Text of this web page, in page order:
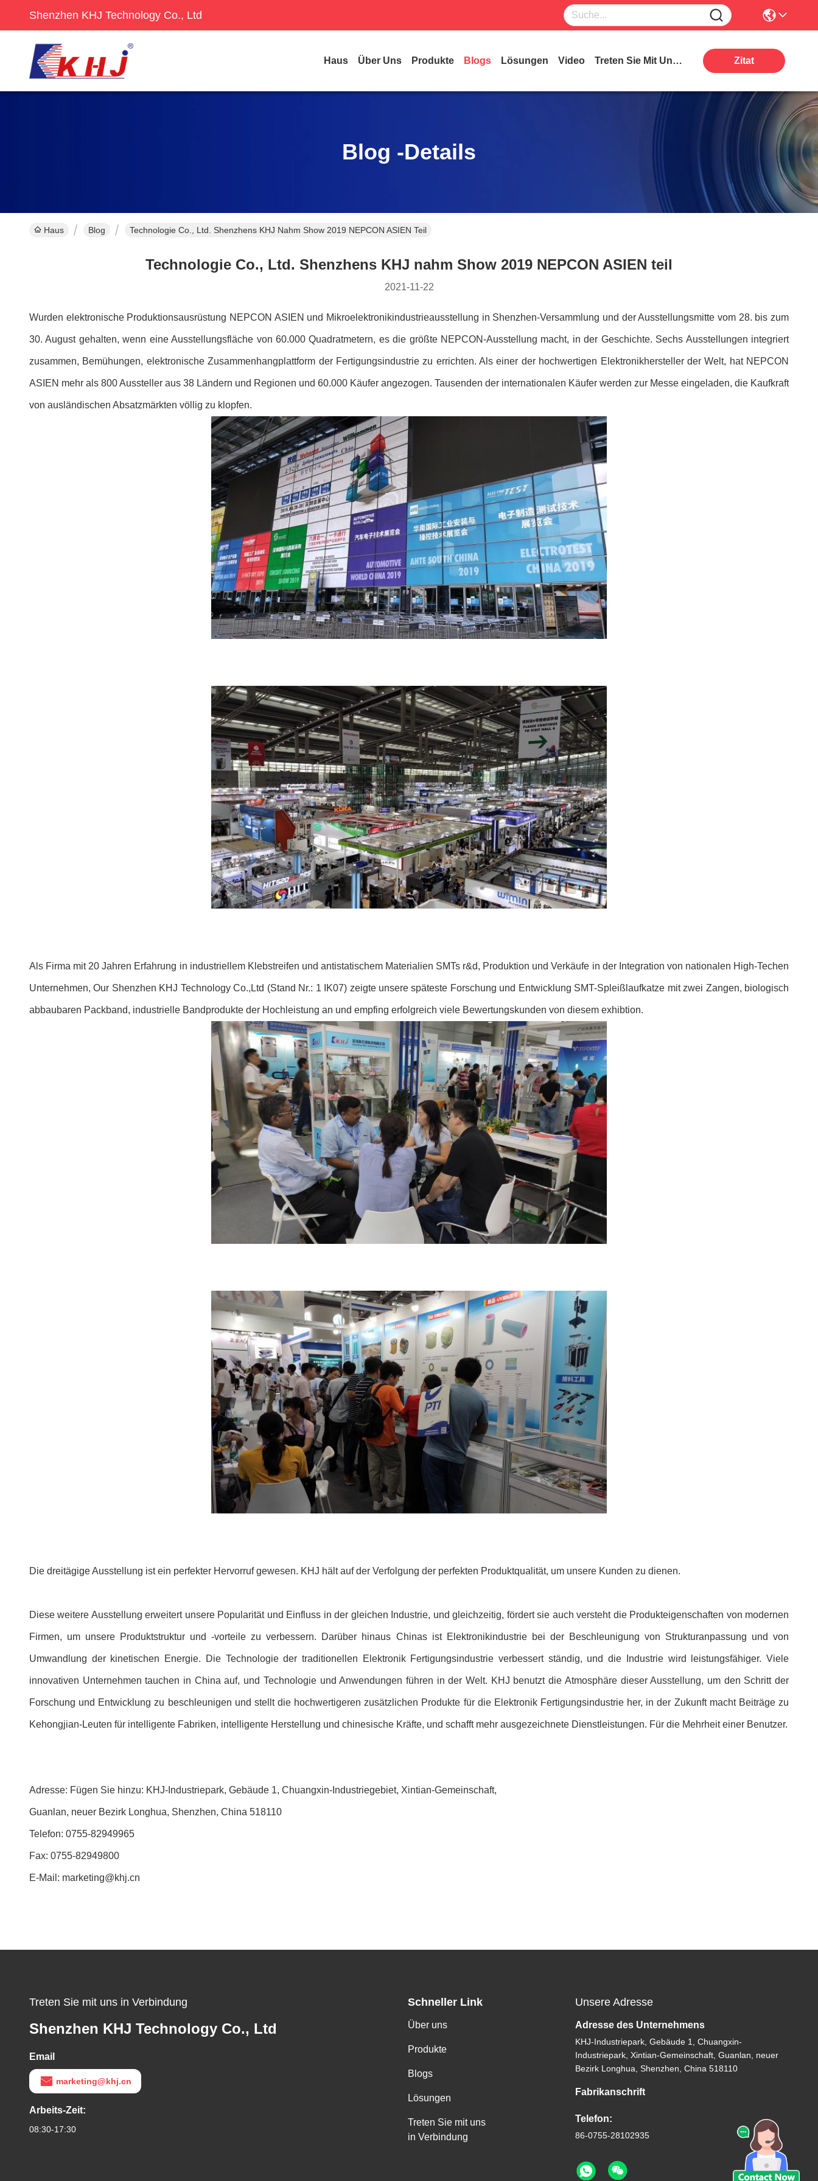
Shenzhen KHJ Technology Co., Ltd
Haus Über Uns Produkte Blogs Lösungen Video Treten Sie Mit Uns In Verbindung Zitat
Blog -Details
Haus Blog Technologie Co., Ltd. Shenzhens KHJ Nahm Show 2019 NEPCON ASIEN Teil
Technologie Co., Ltd. Shenzhens KHJ nahm Show 2019 NEPCON ASIEN teil
2021-11-22
Wurden elektronische Produktionsausrüstung NEPCON ASIEN und Mikroelektronikindustrieausstellung in Shenzhen-Versammlung und der Ausstellungsmitte vom 28. bis zum
30. August gehalten, wenn eine Ausstellungsfläche von 60.000 Quadratmetern, es die größte NEPCON-Ausstellung macht, in der Geschichte. Sechs Ausstellungen integriert
zusammen, Bemühungen, elektronische Zusammenhangplattform der Fertigungsindustrie zu errichten. Als einer der hochwertigen Elektronikhersteller der Welt, hat NEPCON
ASIEN mehr als 800 Aussteller aus 38 Ländern und Regionen und 60.000 Käufer angezogen. Tausenden der internationalen Käufer werden zur Messe eingeladen, die Kaufkraft
von ausländischen Absatzmärkten völlig zu klopfen.
Als Firma mit 20 Jahren Erfahrung in industriellem Klebstreifen und antistatischem Materialien SMTs r&d, Produktion und Verkäufe in der Integration von nationalen High-Techen
Unternehmen, Our Shenzhen KHJ Technology Co.,Ltd (Stand Nr.: 1 IK07) zeigte unsere späteste Forschung und Entwicklung SMT-Spleißlaufkatze mit zwei Zangen, biologisch
abbaubaren Packband, industrielle Bandprodukte der Hochleistung an und empfing erfolgreich viele Bewertungskunden von diesem exhibtion.
Die dreitägige Ausstellung ist ein perfekter Hervorruf gewesen. KHJ hält auf der Verfolgung der perfekten Produktqualität, um unsere Kunden zu dienen.
Diese weitere Ausstellung erweitert unsere Popularität und Einfluss in der gleichen Industrie, und gleichzeitig, fördert sie auch versteht die Produkteigenschaften von modernen
Firmen, um unsere Produktstruktur und -vorteile zu verbessern. Darüber hinaus Chinas ist Elektronikindustrie bei der Beschleunigung von Strukturanpassung und von
Umwandlung der kinetischen Energie. Die Technologie der traditionellen Elektronik Fertigungsindustrie verbessert ständig, und die Industrie wird leistungsfähiger. Viele
innovativen Unternehmen tauchen in China auf, und Technologie und Anwendungen führen in der Welt. KHJ benutzt die Atmosphäre dieser Ausstellung, um den Schritt der
Forschung und Entwicklung zu beschleunigen und stellt die hochwertigeren zusätzlichen Produkte für die Elektronik Fertigungsindustrie her, in der Zukunft macht Beiträge zu
Kehongjian-Leuten für intelligente Fabriken, intelligente Herstellung und chinesische Kräfte, und schafft mehr ausgezeichnete Dienstleistungen. Für die Mehrheit einer Benutzer.
Adresse: Fügen Sie hinzu: KHJ-Industriepark, Gebäude 1, Chuangxin-Industriegebiet, Xintian-Gemeinschaft,
Guanlan, neuer Bezirk Longhua, Shenzhen, China 518110
Telefon: 0755-82949965
Fax: 0755-82949800
E-Mail: marketing@khj.cn
Treten Sie mit uns in Verbindung
Shenzhen KHJ Technology Co., Ltd
Email
marketing@khj.cn
Arbeits-Zeit:
08:30-17:30
Schneller Link
Über uns
Produkte
Blogs
Lösungen
Treten Sie mit uns
in Verbindung
Unsere Adresse
Adresse des Unternehmens
KHJ-Industriepark, Gebäude 1, Chuangxin-
Industriepark, Xintian-Gemeinschaft, Guanlan, neuer
Bezirk Longhua, Shenzhen, China 518110
Fabrikanschrift
Telefon:
86-0755-28102935